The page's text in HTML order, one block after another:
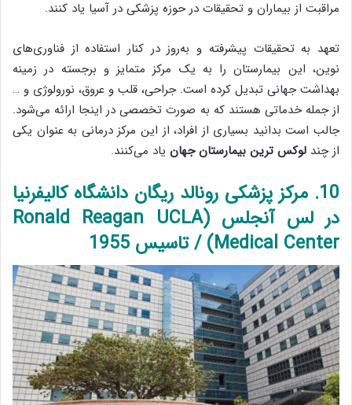
مراقبت از بیماران و تحقیقات در حوزه پزشکی در آسیا یاد کنند.
تعهد به تحقیقات پیشرفته و به‌روز در کنار استفاده از فناوری‌های
نوین، این بیمارستان را به یک مرکز متمایز و برجسته در زمینه
بهداشت جهانی تبدیل کرده است. جراحی، قلب و عروق، نورولوژی و …
از جمله خدماتی هستند که به صورت تخصصی در اینجا ارائه می‌شود.
جالب است بدانید بسیاری از افراد، از این مرکز درمانی به عنوان یکی
از چند لوکس ترین بیمارستان جهان یاد می‌کنند.
10. مرکز پزشکی رونالد ریگان دانشگاه کالیفرنیا
در لس آنجلس (Ronald Reagan UCLA
Medical Center) / تاسیس 1955